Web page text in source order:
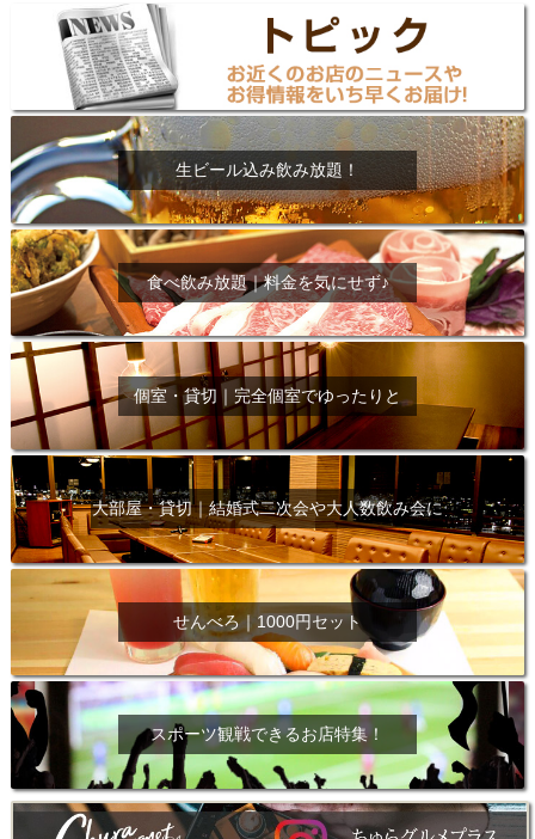
生ビール込み飲み放題！
食べ飲み放題｜料金を気にせず♪
個室・貸切｜完全個室でゆったりと
大部屋・貸切｜結婚式二次会や大人数飲み会に
せんべろ｜1000円セット
スポーツ観戦できるお店特集！